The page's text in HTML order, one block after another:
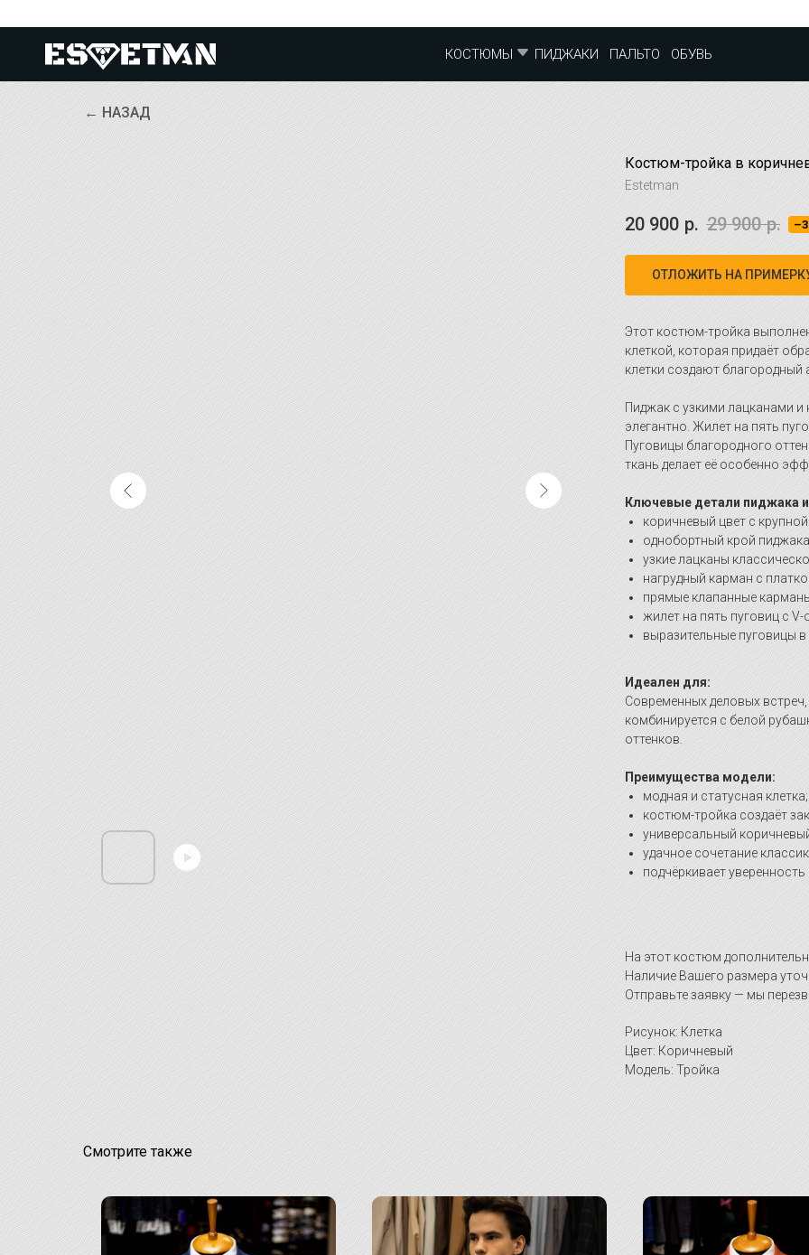
КОСТЮМЫ ПИДЖАКИ ПАЛЬТО ОБУВЬ
← НАЗАД
Костюм-тройка в
Estetman
20 900 р. 29 900 р.
ОТЛОЖИТЬ НА
Этот костюм-тройка
клеткой, которая придаёт
клетки создают благородный
Пиджак с узкими лацканами
элегантно. Жилет на пять
Пуговицы благородного
ткань делает её особенно
Ключевые детали пиджака
коричневый цвет с крупной
однобортный крой
узкие лацканы
нагрудный карман с
прямые клапанные
жилет на пять пуговиц с
выразительные пуговицы
Идеален для:
Современных деловых
комбинируется с белой
оттенков.
Преимущества модели:
модная и статусная клетка;
костюм-тройка создаёт
универсальный
удачное сочетание
подчёркивает
На этот костюм
Наличие Вашего размера
Отправьте заявку — мы
Рисунок: Клетка
Цвет: Коричневый
Модель: Тройка
Смотрите также
Новинка